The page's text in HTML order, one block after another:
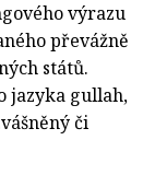
výrazu
převážně
států.
jazyka gullah,
či